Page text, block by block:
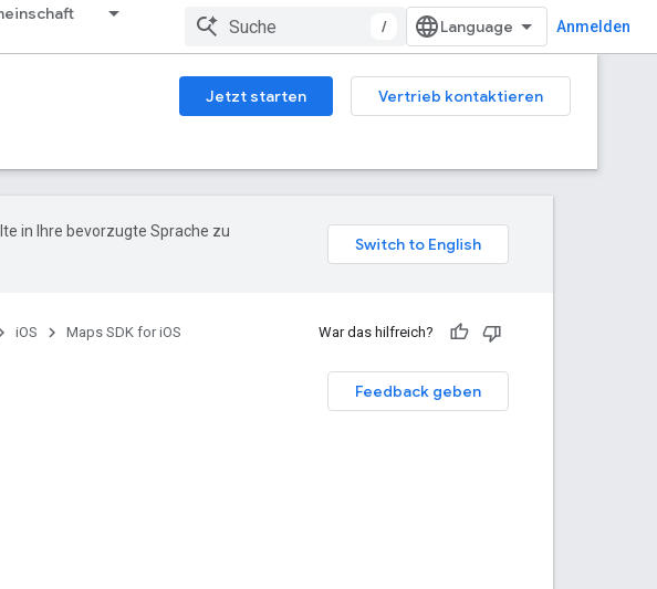
/ Anmelden
Jetzt starten
Vertrieb kontaktieren
in Ihre bevorzugte Sprache zu
iOS Maps SDK for iOS War das hilfreich?
Feedback geben